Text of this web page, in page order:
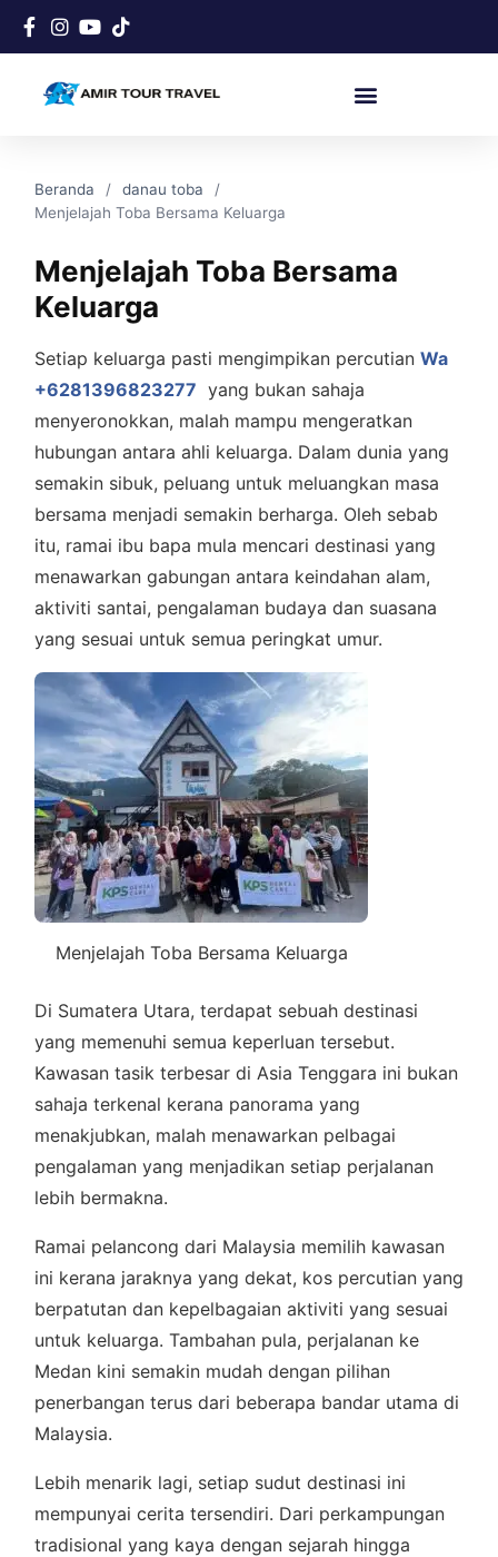
Beranda
danau toba
Menjelajah Toba Bersama Keluarga
Menjelajah Toba Bersama
Keluarga
Setiap keluarga pasti mengimpikan percutian Wa
+6281396823277 yang bukan sahaja
menyeronokkan, malah mampu mengeratkan
hubungan antara ahli keluarga. Dalam dunia yang
semakin sibuk, peluang untuk meluangkan masa
bersama menjadi semakin berharga. Oleh sebab
itu, ramai ibu bapa mula mencari destinasi yang
menawarkan gabungan antara keindahan alam,
aktiviti santai, pengalaman budaya dan suasana
yang sesuai untuk semua peringkat umur.
Menjelajah Toba Bersama Keluarga
Di Sumatera Utara, terdapat sebuah destinasi
yang memenuhi semua keperluan tersebut.
Kawasan tasik terbesar di Asia Tenggara ini bukan
sahaja terkenal kerana panorama yang
menakjubkan, malah menawarkan pelbagai
pengalaman yang menjadikan setiap perjalanan
lebih bermakna.
Ramai pelancong dari Malaysia memilih kawasan
ini kerana jaraknya yang dekat, kos percutian yang
berpatutan dan kepelbagaian aktiviti yang sesuai
untuk keluarga. Tambahan pula, perjalanan ke
Medan kini semakin mudah dengan pilihan
penerbangan terus dari beberapa bandar utama di
Malaysia.
Lebih menarik lagi, setiap sudut destinasi ini
mempunyai cerita tersendiri. Dari perkampungan
tradisional yang kaya dengan sejarah hingga